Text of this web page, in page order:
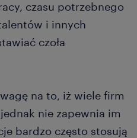
czasu potrzebnego
i innych
czoła
na to, iż wiele firm
nie zapewnia im
bardzo często stosują